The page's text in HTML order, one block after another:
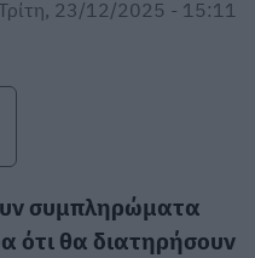
23/12/2025 - 15:11
συμπληρώματα
ότι θα διατηρήσουν